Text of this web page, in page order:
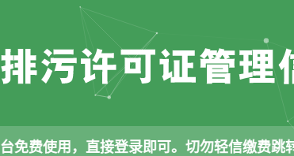
费使用，直接登录即可。切勿轻信缴费跳